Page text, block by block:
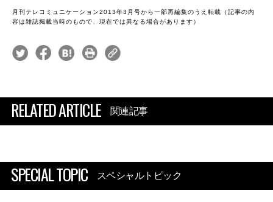
月刊テレコミュニケーション2013年3月号から一部再編集のうえ転載（記事の内
容は雑誌掲載当時のもので、現在では異なる場合があります）
RELATED ARTICLE 関連記事
SPECIAL TOPIC スペシャルトピック